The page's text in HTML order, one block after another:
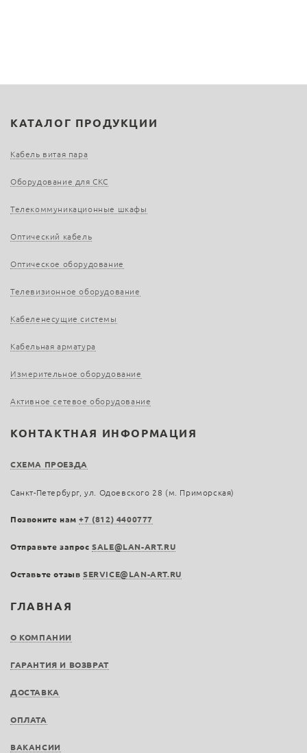
ГЛАВНАЯ
О КОМПАНИИ
ГАРАНТИЯ И ВОЗВРАТ
ДОСТАВКА
ОПЛАТА
ВАКАНСИИ
КАТАЛОГ ПРОДУКЦИИ
Кабель витая пара
Оборудование для СКС
Телекоммуникационные шкафы
Оптический кабель
Оптическое оборудование
Телевизионное оборудование
Кабеленесущие системы
Кабельная арматура
Измерительное оборудование
Активное сетевое оборудование
КОНТАКТНАЯ ИНФОРМАЦИЯ
СХЕМА ПРОЕЗДА
Санкт-Петербург, ул. Одоевского 28 (м. Приморская)
Позвоните нам+7 (812) 4400777
Отправьте запросSALE@LAN-ART.RU
Оставьте отзыв SERVICE@LAN-ART.RU